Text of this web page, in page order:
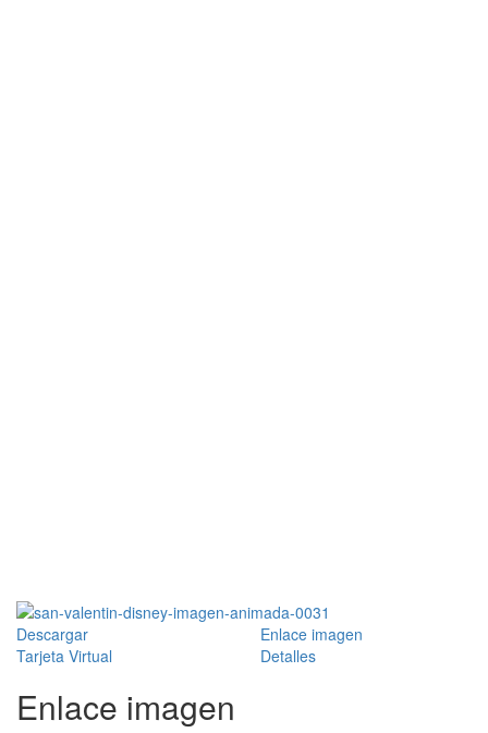
Descargar
Enlace imagen
Tarjeta Virtual
Detalles
Enlace imagen